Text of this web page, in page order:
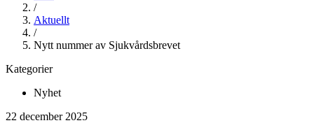
/
Aktuellt
/
Nytt nummer av Sjukvårdsbrevet
Kategorier
Nyhet
22 december 2025